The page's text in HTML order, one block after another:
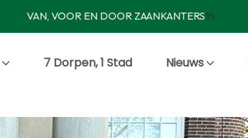
VAN, VOOR EN DOOR ZAANKANTERS
7 Dorpen, 1 Stad Nieuws